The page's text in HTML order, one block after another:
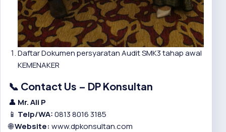
Daftar Dokumen persyaratan Audit SMK3 tahap awal
KEMENAKER
📞 Contact Us – DP Konsultan
👤 Mr. Ali P
📱 Telp/WA:0813 8016 3185
🌐Website: www.dpkonsultan.com